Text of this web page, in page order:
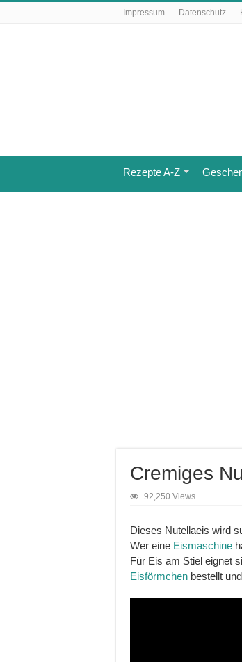
Impressum Datenschutz
Rezepte A-Z
Cremiges
92,250 Views
Dieses Nutellaeis wird
Wer eine Eismaschine
Für Eis am Stiel eignet
Eisförmchen bestellt